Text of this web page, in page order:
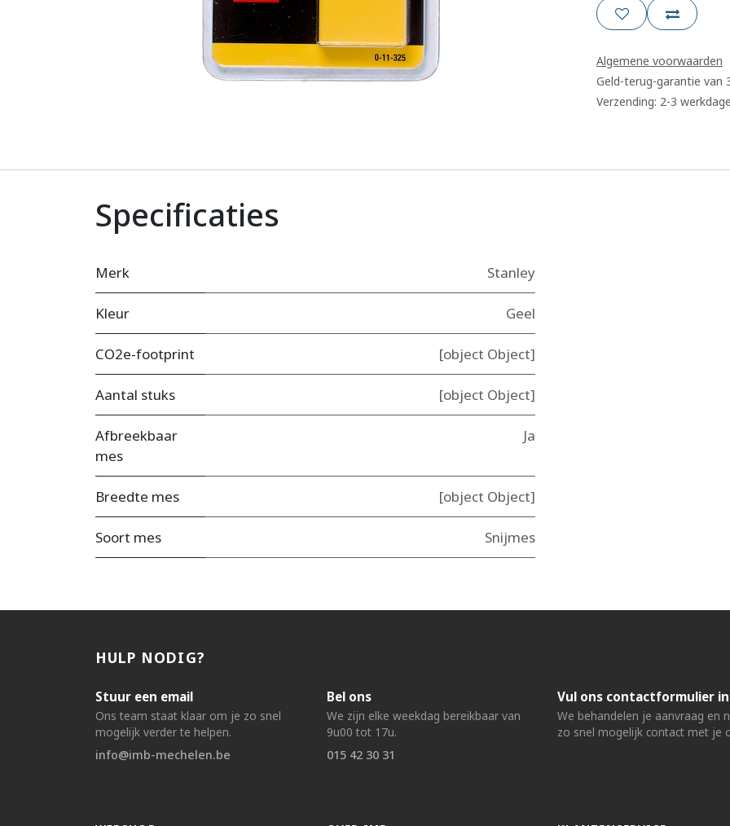
Algemene voorwaarden
Geld-terug-garantie van
Verzending: 2-3
Specificaties
Merk Stanley
Kleur Geel
CO2e-footprint [object Object]
Aantal stuks [object Object]
Afbreekbaar
mes
Ja
Breedte mes [object Object]
Soort mes Snijmes
HULP NODIG?
Stuur een email
Ons team staat klaar om je zo snel
mogelijk verder te helpen.
info@imb-mechelen.be
Bel ons
We zijn elke weekdag bereikbaar van
9u00 tot 17u.
015 42 30 31
Vul ons contactformulier in
We behandelen je aanvraag en
zo snel mogelijk contact met je